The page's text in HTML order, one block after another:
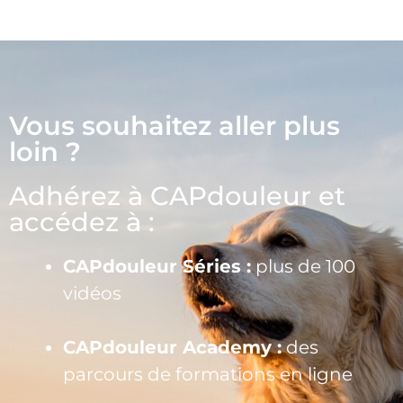
Vous souhaitez aller plus
loin ?
Adhérez à CAPdouleur et
accédez à :
CAPdouleur Séries :plus de 100
vidéos
CAPdouleur Academy :des
parcours de formations en ligne